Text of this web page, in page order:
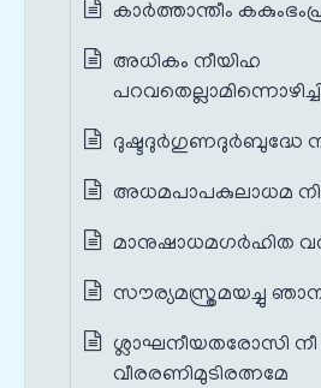
കാർത്താന്തീം
അധികം നീയിഹ
ദുഷ്ടദുർഗുണദുർബുദ്ധേ
അധമപാപകുലാധമ
മാനുഷാധമഗർഹിത
സൗര്യമസ്ത്രമയച്ചു
ശ്ലാഘനീയതരോസി നീ
വീരരണിമുടിരത്നമേ